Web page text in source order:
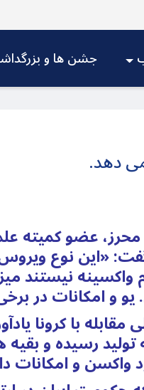
جشن ها و
دهد.
عضو کمیته
«این نوع
نیستند
یو و امکانات
با کرونا
رسیده و بقیه
واکسن و امکانات